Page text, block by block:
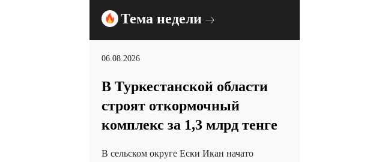
Тема недели
06.08.2026
В Туркестанской области
строят откормочный
комплекс за 1,3 млрд тенге
В сельском округе Ески Икан начато